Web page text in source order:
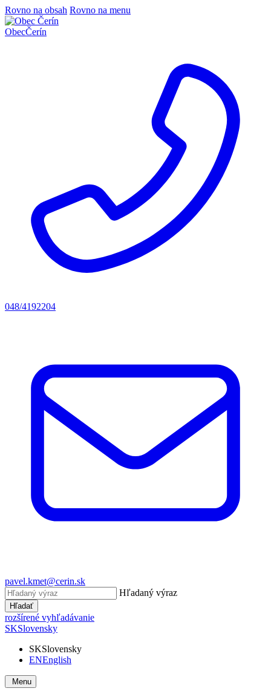
Rovno na obsah Rovno na menu
ObecČerín
048/4192204
pavel.kmet@cerin.sk
Hľadaný výraz
Hľadať
rozšírené vyhľadávanie
SKSlovensky
SKSlovensky
ENEnglish
Menu